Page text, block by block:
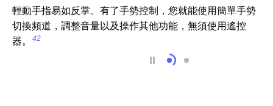
掌控電視/顯示器的便
接近警示
輕動手指易如反掌。有了手勢控制，您就能使用簡單手勢
切換頻道，調整音量以及操作其他功能，無須使用遙控
器。
42